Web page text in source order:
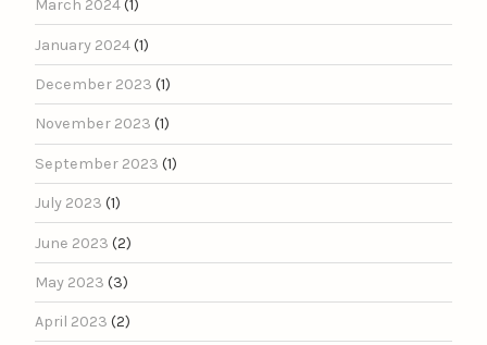
March 2024(1)
January 2024(1)
December 2023 (1)
November 2023 (1)
September 2023 (1)
July 2023 (1)
June 2023 (2)
May 2023 (3)
April 2023 (2)